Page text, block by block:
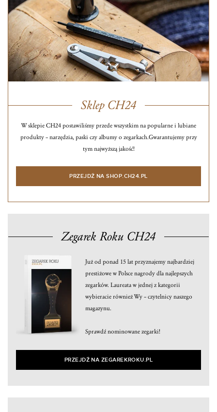
Sklep CH24
W sklepie CH24 postawiliśmy przede wszystkim na popularne i lubiane
produkty – narzędzia, paski czy albumy o zegarkach.Gwarantujemy przy
tym najwyższą jakość!
PRZEJDŹ NA SHOP.CH24.PL
Zegarek Roku CH24
Już od ponad 15 lat przyznajemy najbardziej
prestiżowe w Polsce nagrody dla najlepszych
zegarków. Laureata w jednej z kategorii
wybieracie również Wy – czytelnicy naszego
magazynu.
Sprawdź nominowane zegarki!
PRZEJDŹ NA ZEGAREKROKU.PL